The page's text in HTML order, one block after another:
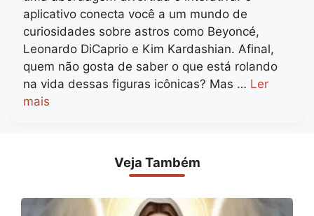
aplicativo conecta você a um mundo de
curiosidades sobre astros como Beyoncé,
Leonardo DiCaprio e Kim Kardashian. Afinal,
quem não gosta de saber o que está rolando
na vida dessas figuras icônicas? Mas … Ler
mais
Veja Também